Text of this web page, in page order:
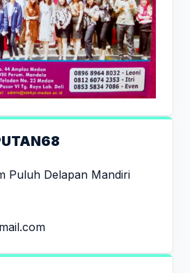
Puluh Delapan Mandiri